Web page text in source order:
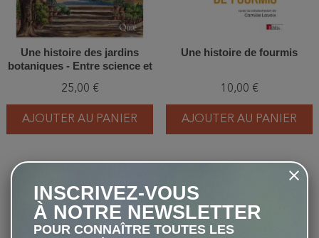
Une histoire des jardins
botaniques - Entre science et
25,00 €
AJOUTER AU PANIER
Une histoire de fourmis
10,00 €
AJOUTER AU PANIER
favorite_border
INSCRIVEZ-VOUS
À NOTRE NEWSLETTER
POUR CONNAÎTRE TOUTES LES